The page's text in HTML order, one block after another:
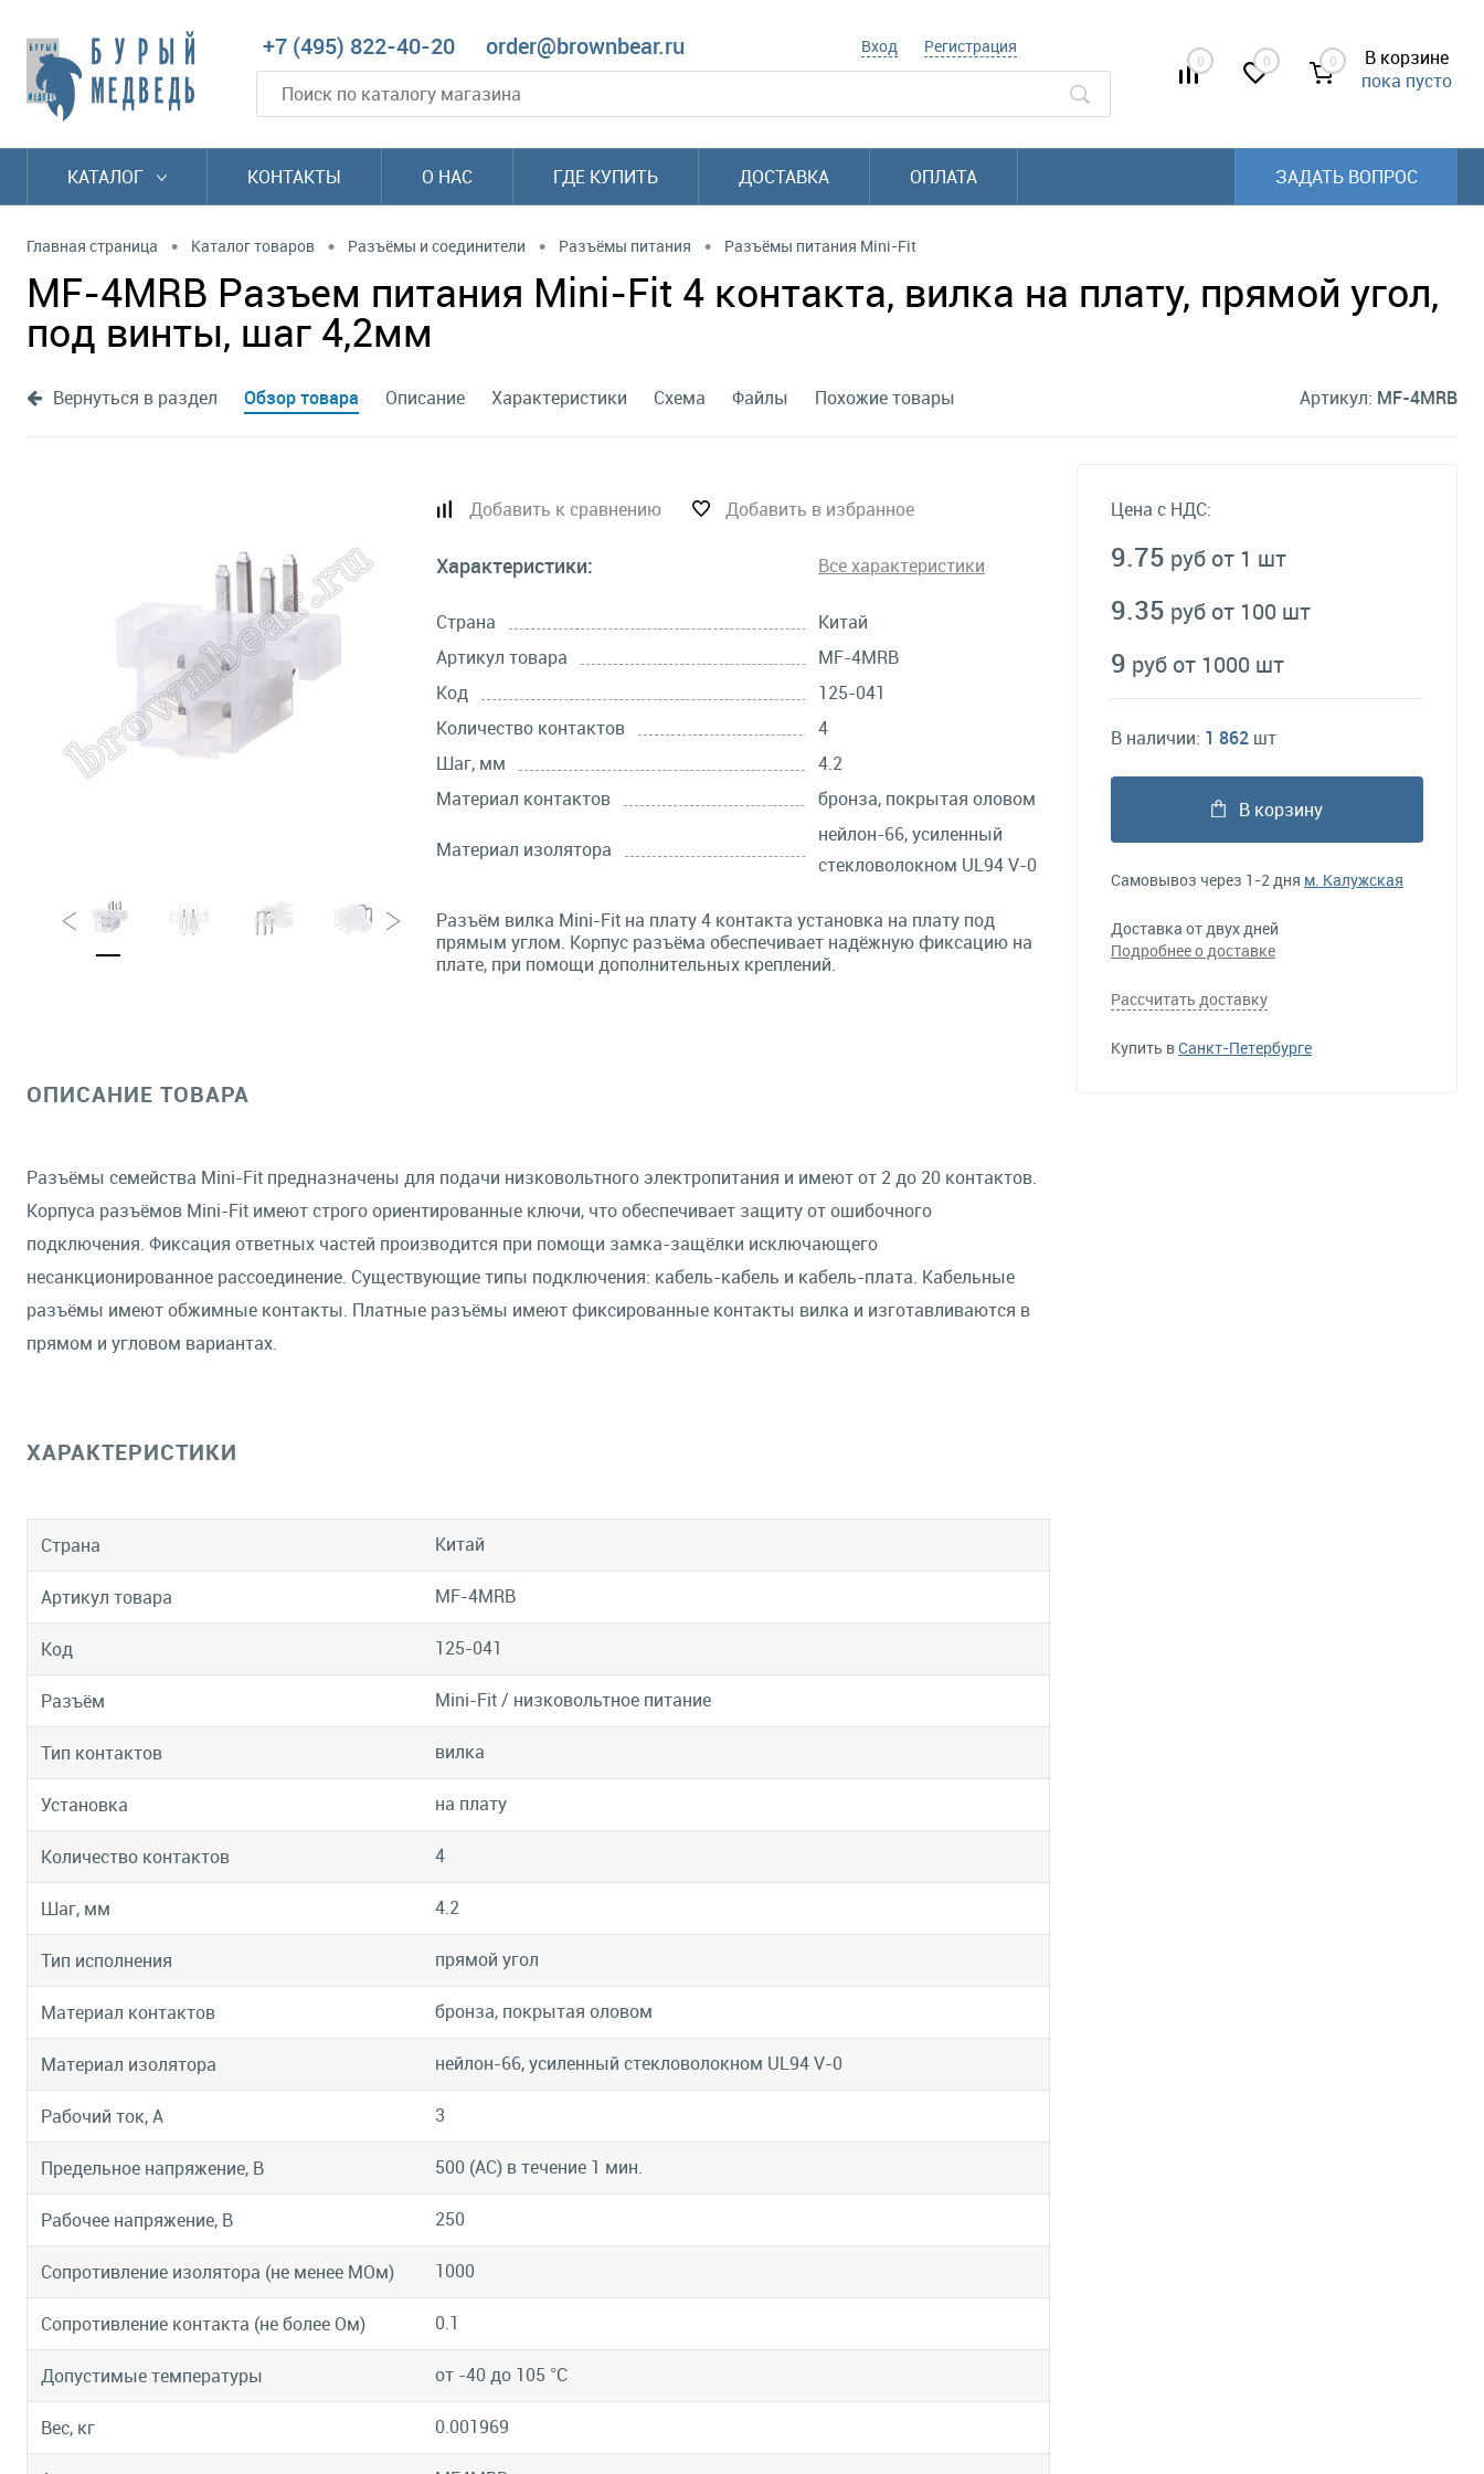
+7 (495) 822-40-20 order@brownbear.ru Вход Регистрация
0 0 0
В корзине
пока пусто
КАТАЛОГ КОНТАКТЫ О НАС ГДЕ КУПИТЬ ДОСТАВКА ОПЛАТА ЗАДАТЬ ВОПРОС
Главная страница • Каталог товаров • Разъёмы и соединители • Разъёмы питания • Разъёмы питания Mini-Fit
MF-4MRB Разъем питания Mini-Fit 4 контакта, вилка на плату, прямой угол,
под винты, шаг 4,2мм
Вернуться в раздел Обзор товара Описание Характеристики Схема Файлы Похожие товары Артикул: MF-4MRB
Добавить к сравнению Добавить в избранное
Характеристики: Все характеристики
Страна
Китай
Артикул товара
MF-4MRB
Код
125-041
Количество контактов
4
Шаг, мм
4.2
Материал контактов
бронза, покрытая оловом
Материал изолятора
нейлон-66, усиленный
стекловолокном UL94 V-0
Разъём вилка Mini-Fit на плату 4 контакта установка на плату под
прямым углом. Корпус разъёма обеспечивает надёжную фиксацию на
плате, при помощи дополнительных креплений.
ОПИСАНИЕ ТОВАРА
Разъёмы семейства Mini-Fit предназначены для подачи низковольтного электропитания и имеют от 2 до 20 контактов.
Корпуса разъёмов Mini-Fit имеют строго ориентированные ключи, что обеспечивает защиту от ошибочного
подключения. Фиксация ответных частей производится при помощи замка-защёлки исключающего
несанкционированное рассоединение. Существующие типы подключения: кабель-кабель и кабель-плата. Кабельные
разъёмы имеют обжимные контакты. Платные разъёмы имеют фиксированные контакты вилка и изготавливаются в
прямом и угловом вариантах.
ХАРАКТЕРИСТИКИ
Страна Китай
Артикул товара MF-4MRB
Код 125-041
Разъём Mini-Fit / низковольтное питание
Тип контактов вилка
Установка на плату
Количество контактов 4
Шаг, мм 4.2
Тип исполнения прямой угол
Материал контактов бронза, покрытая оловом
Материал изолятора нейлон-66, усиленный стекловолокном UL94 V-0
Рабочий ток, А 3
Предельное напряжение, В 500 (АС) в течение 1 мин.
Рабочее напряжение, В 250
Сопротивление изолятора (не менее МОм) 1000
Сопротивление контакта (не более Ом) 0.1
Допустимые температуры от -40 до 105 °C
Вес, кг 0.001969
Цена с НДС:
9.75 руб от 1 шт
9.35 руб от 100 шт
9 руб от 1000 шт
В наличии: 1 862 шт
В корзину
Самовывоз через 1-2 дня м. Калужская
Доставка от двух дней
Подробнее о доставке
Рассчитать доставку
Купить вСанкт-Петербурге